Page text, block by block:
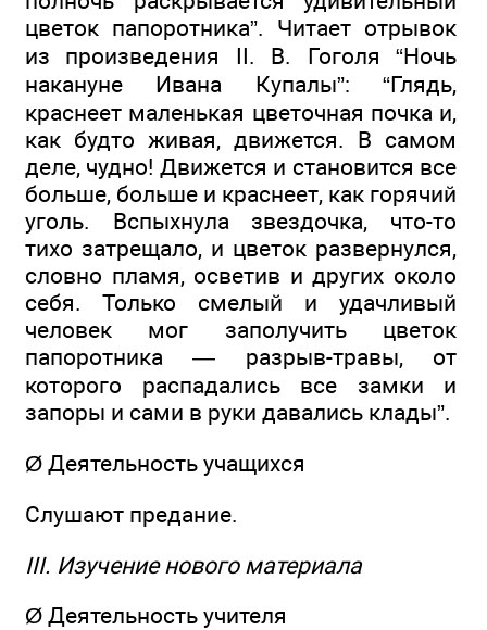
цветок папоротника”. Читает отрывок
из произведения II. В. Гоголя “Ночь
накануне Ивана Купалы”: “Глядь,
краснеет маленькая цветочная почка и,
как будто живая, движется. В самом
деле, чудно! Движется и становится все
больше, больше и краснеет, как горячий
уголь. Вспыхнула звездочка, что-то
тихо затрещало, и цветок развернулся,
словно пламя, осветив и других около
себя. Только смелый и удачливый
человек мог заполучить цветок
папоротника — разрыв-травы, от
которого распадались все замки и
запоры и сами в руки давались клады”.
Ø Деятельность учащихся
Слушают предание.
III. Изучение нового материала
Ø Деятельность учителя